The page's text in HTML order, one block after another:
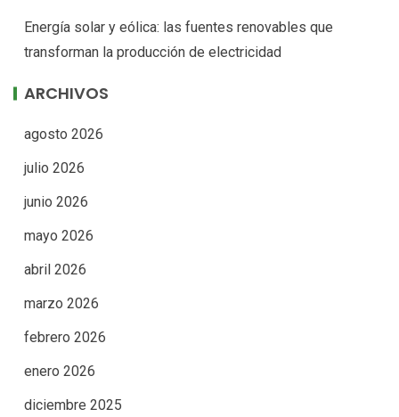
Energía solar y eólica: las fuentes renovables que
transforman la producción de electricidad
ARCHIVOS
agosto 2026
julio 2026
junio 2026
mayo 2026
abril 2026
marzo 2026
febrero 2026
enero 2026
diciembre 2025